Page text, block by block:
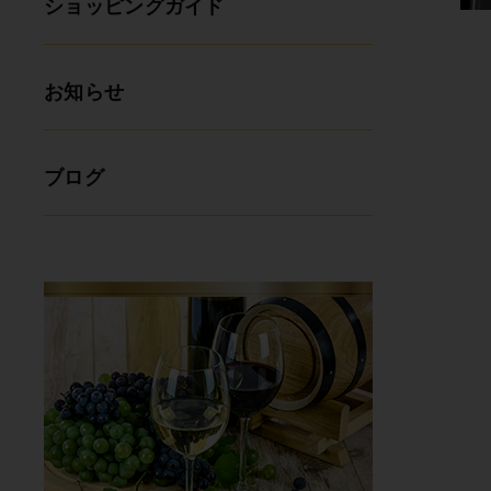
ショッピングガイド
お知らせ
ブログ